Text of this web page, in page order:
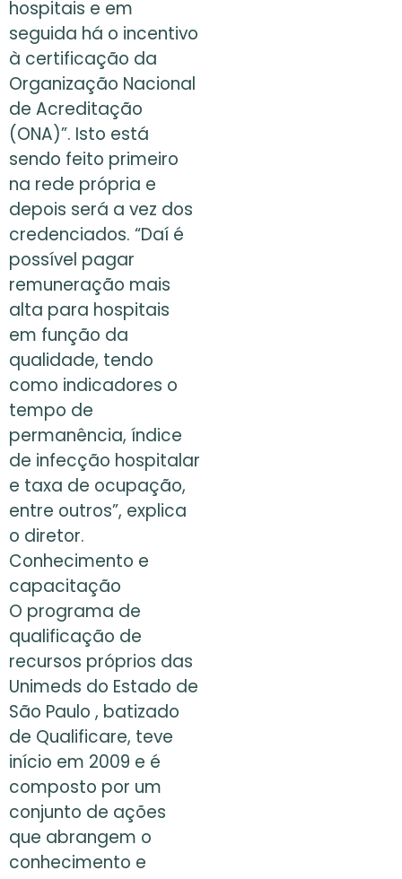
hospitais e em
seguida há o incentivo
à certificação da
Organização Nacional
de Acreditação
(ONA)”. Isto está
sendo feito primeiro
na rede própria e
depois será a vez dos
credenciados. “Daí é
possível pagar
remuneração mais
alta para hospitais
em função da
qualidade, tendo
como indicadores o
tempo de
permanência, índice
de infecção hospitalar
e taxa de ocupação,
entre outros”, explica
o diretor.
Conhecimento e
capacitação
O programa de
qualificação de
recursos próprios das
Unimeds do Estado de
São Paulo , batizado
de Qualificare, teve
início em 2009 e é
composto por um
conjunto de ações
que abrangem o
conhecimento e